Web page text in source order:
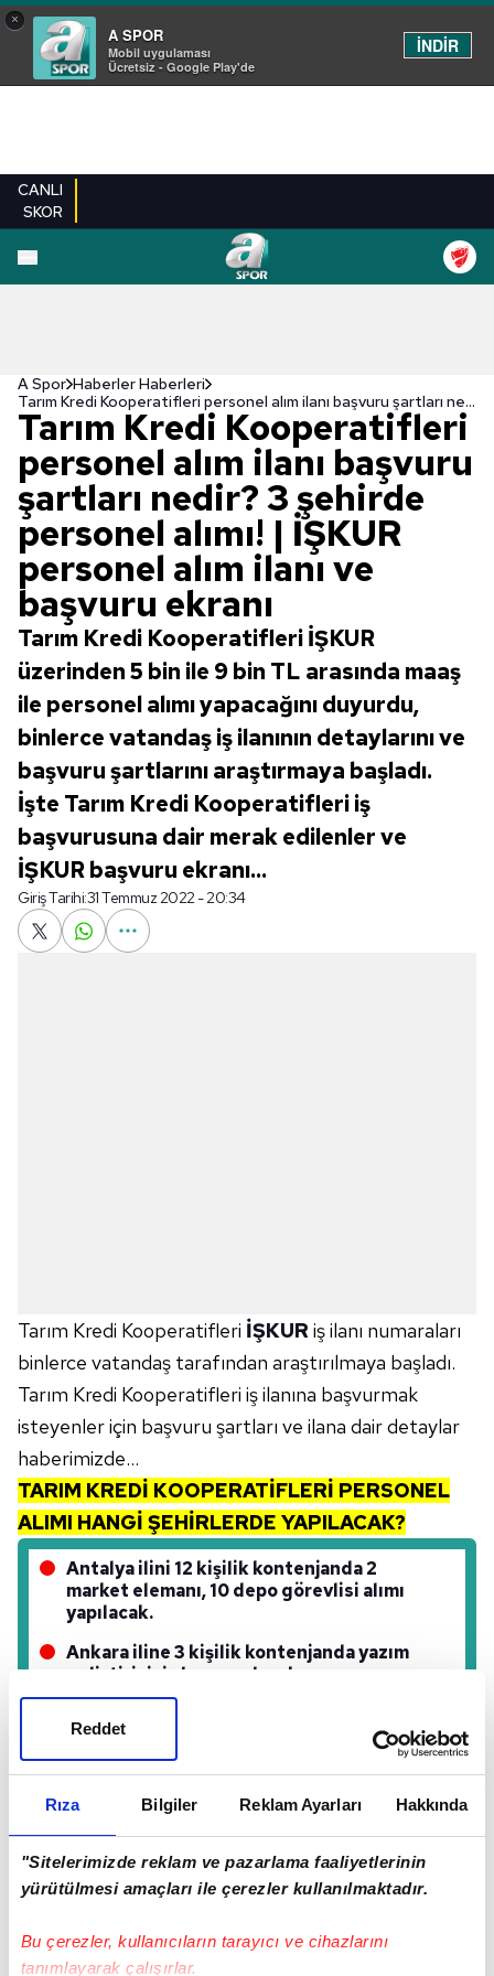
Rıza Bilgiler Reklam Ayarları Hakkında
"Sitelerimizde reklam ve pazarlama faaliyetlerinin
yürütülmesi amaçları ile çerezler kullanılmaktadır.
Bu çerezler, kullanıcıların tarayıcı ve cihazlarını
tanımlayarak çalışırlar.
Reddet
×
A SPOR
Mobil uygulaması
Ücretsiz - Google Play'de
İNDİR
CANLI
SKOR
A Spor Haberler Haberleri
Tarım Kredi Kooperatifleri personel alım ilanı başvuru şartları nedir? 3 şehirde personel alımı! | İŞKUR personel alım ilanı ve başvuru ekranı
Tarım Kredi Kooperatifleri
personel alım ilanı başvuru
şartları nedir? 3 şehirde
personel alımı! | İŞKUR
personel alım ilanı ve
başvuru ekranı
Tarım Kredi Kooperatifleri İŞKUR
üzerinden 5 bin ile 9 bin TL arasında maaş
ile personel alımı yapacağını duyurdu,
binlerce vatandaş iş ilanının detaylarını ve
başvuru şartlarını araştırmaya başladı.
İşte Tarım Kredi Kooperatifleri iş
başvurusuna dair merak edilenler ve
İŞKUR başvuru ekranı...
Giriş Tarihi:31 Temmuz 2022 - 20:34
Tarım Kredi Kooperatifleri İŞKURiş ilanı numaraları
binlerce vatandaş tarafından araştırılmaya başladı.
Tarım Kredi Kooperatifleri iş ilanına başvurmak
isteyenler için başvuru şartları ve ilana dair detaylar
haberimizde...
TARIM KREDİ KOOPERATİFLERİ PERSONEL
ALIMI HANGİ ŞEHİRLERDE YAPILACAK?
Antalya ilini 12 kişilik kontenjanda 2
market elemanı, 10 depo görevlisi alımı
yapılacak.
Ankara iline 3 kişilik kontenjanda yazım
geliştiricisi alımı yapılacak.
görevlisi alımı yapılacaktır.
İŞKUR BAŞVURU EKRANI İÇİN BURAYA
TIKLAYINIZ